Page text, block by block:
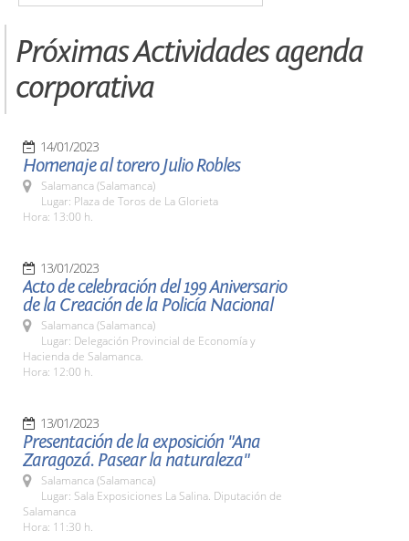
Próximas Actividades agenda
corporativa
14/01/2023
Homenaje al torero Julio Robles
Salamanca (Salamanca)
Lugar: Plaza de Toros de La Glorieta
Hora: 13:00 h.
13/01/2023
Acto de celebración del 199 Aniversario
de la Creación de la Policía Nacional
Salamanca (Salamanca)
Lugar: Delegación Provincial de Economía y
Hacienda de Salamanca.
Hora: 12:00 h.
13/01/2023
Presentación de la exposición "Ana
Zaragozá. Pasear la naturaleza"
Salamanca (Salamanca)
Lugar: Sala Exposiciones La Salina. Diputación de
Salamanca
Hora: 11:30 h.